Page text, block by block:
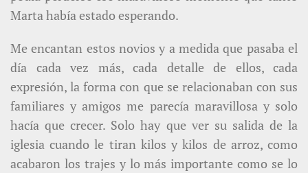
Marta había estado esperando.
Me encantan estos novios y a medida que pasaba el
día cada vez más, cada detalle de ellos, cada
expresión, la forma con que se relacionaban con sus
familiares y amigos me parecía maravillosa y solo
hacía que crecer. Solo hay que ver su salida de la
iglesia cuando le tiran kilos y kilos de arroz, como
acabaron los trajes y lo más importante como se lo